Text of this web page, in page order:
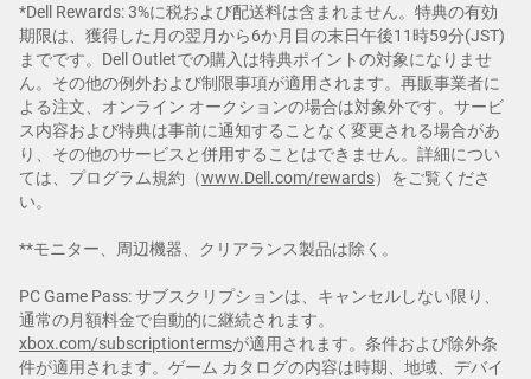
*Dell Rewards: 3%に税および配送料は含まれません。特典の有効
期限は、獲得した月の翌月から6か月目の末日午後11時59分(JST)
までです。Dell Outletでの購入は特典ポイントの対象になりませ
ん。その他の例外および制限事項が適用されます。再販事業者に
よる注文、オンライン オークションの場合は対象外です。サービ
ス内容および特典は事前に通知することなく変更される場合があ
り、その他のサービスと併用することはできません。詳細につい
ては、プログラム規約（www.Dell.com/rewards）をご覧くださ
い。
**モニター、周辺機器、クリアランス製品は除く。
PC Game Pass: サブスクリプションは、キャンセルしない限り、
通常の月額料金で自動的に継続されます。
xbox.com/subscriptiontermsが適用されます。条件および除外条
件が適用されます。ゲーム カタログの内容は時期、地域、デバイ